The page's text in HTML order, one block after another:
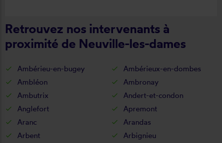
Retrouvez nos intervenants à
proximité de Neuville-les-dames
Ambérieu-en-bugey
Ambérieux-en-dombes
Ambléon
Ambronay
Ambutrix
Andert-et-condon
Anglefort
Apremont
Aranc
Arandas
Arbent
Arbignieu